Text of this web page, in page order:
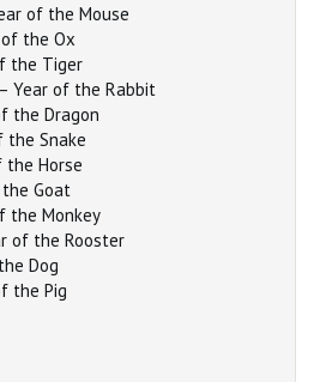
of the Mouse
the Ox
the Tiger
Year of the Rabbit
the Dragon
the Snake
the Horse
Goat
the Monkey
of the Rooster
Dog
the Pig